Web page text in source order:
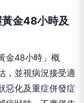
金48小時及
金48小時」概
，並視病況接受適
惡化及重症併發症